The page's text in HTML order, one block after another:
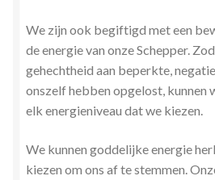
We zijn ook begiftigd met een
de energie van onze Schepper.
gehechtheid aan beperkte,
onszelf hebben opgelost, kunnen
elk energieniveau dat we kiezen.
We kunnen goddelijke energie
kiezen om ons af te stemmen.